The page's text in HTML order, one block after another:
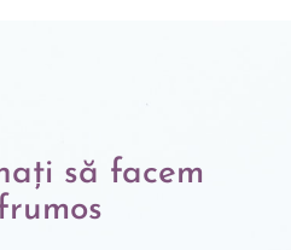
să facem